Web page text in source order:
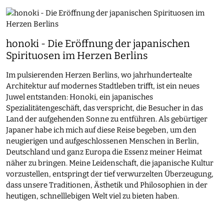
honoki - Die Eröffnung der japanischen
Spirituosen im Herzen Berlins
Im pulsierenden Herzen Berlins, wo jahrhundertealte
Architektur auf modernes Stadtleben trifft, ist ein neues
Juwel entstanden: Honoki, ein japanisches
Spezialitätengeschäft, das verspricht, die Besucher in das
Land der aufgehenden Sonne zu entführen. Als gebürtiger
Japaner habe ich mich auf diese Reise begeben, um den
neugierigen und aufgeschlossenen Menschen in Berlin,
Deutschland und ganz Europa die Essenz meiner Heimat
näher zu bringen. Meine Leidenschaft, die japanische Kultur
vorzustellen, entspringt der tief verwurzelten Überzeugung,
dass unsere Traditionen, Ästhetik und Philosophien in der
heutigen, schnelllebigen Welt viel zu bieten haben.